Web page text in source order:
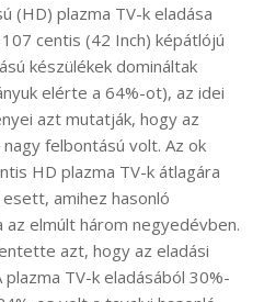
(HD) plazma TV-k eladása
centis (42 Inch) képátlójú
készülékek domináltak
elérte a 64%-ot), az idei
azt mutatják, hogy az
felbontású volt. Az ok
HD plazma TV-k átlagára
amihez hasonló
elmúlt három negyedévben.
azt, hogy az eladási
TV-k eladásából 30%-